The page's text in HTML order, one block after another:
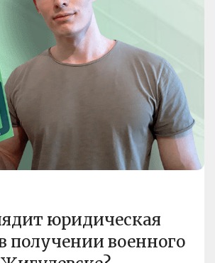
юридическая
получении военного